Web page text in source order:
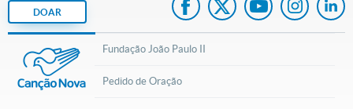
DOAR
Fundação João Paulo II
Pedido de Oração